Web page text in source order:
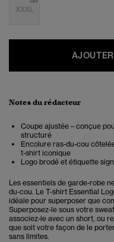
XXXL
Notes du rédacteur
Coupe ajustée – conçue
structuré
Encolure ras-du-cou
t-shirt iconique
Logo brodé et étiquette
Les essentiels de garde-robe
du-cou. Le T-shirt Essential
idéale pour superposer que
Superposez-le sous votre
associez-le avec un short, ou
que soit votre façon de le
sans limites.